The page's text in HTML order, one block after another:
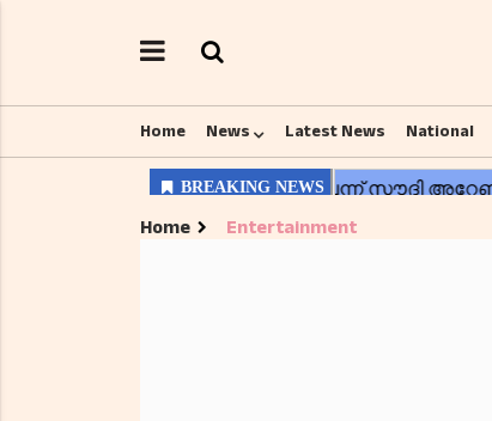
Home News Latest News National
Home Entertainment